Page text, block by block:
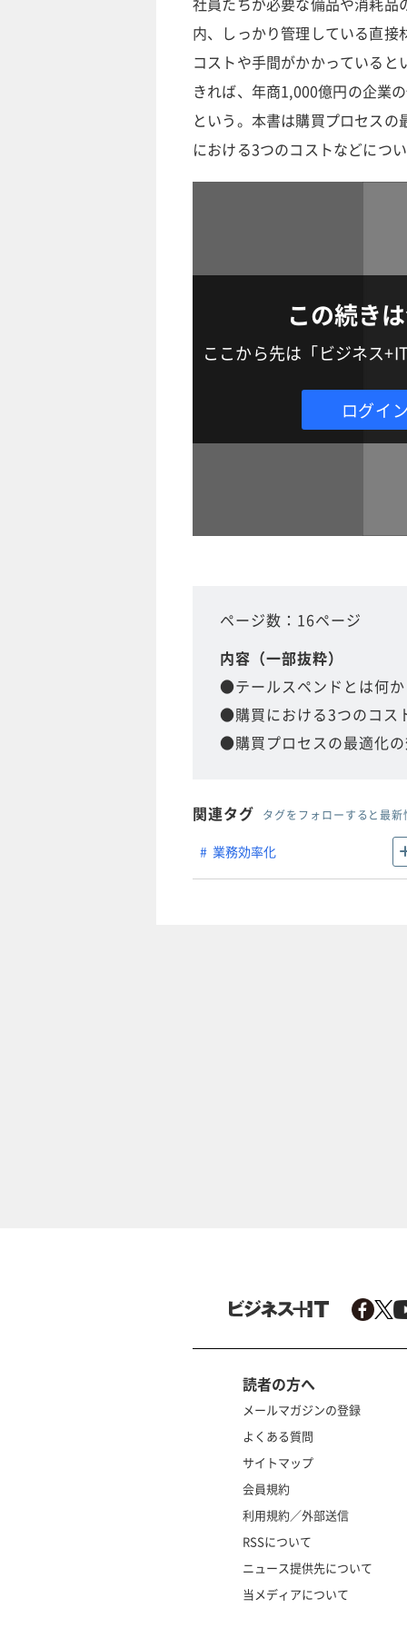
内、しっかり管理している直
コストや手間がかかっている
きれば、年商1,000億円の企業
という。本書は購買プロセス
における3つのコストなどにつ
この続きは
ここから先は「ビジネス
ログイ
ページ数：16ページ
内容（一部抜粋）
●テールスペンドとは何か
●購買における3つのコス
●購買プロセスの最適化
関連タグ タグをフォローすると最
業務効率化
読者の方へ
メールマガジンの登録
よくある質問
サイトマップ
会員規約
利用規約／外部送信
RSSについて
ニュース提供先について
当メディアについて